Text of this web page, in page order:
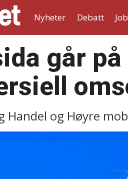
Nyheter Debatt
går
Handel og Høyre